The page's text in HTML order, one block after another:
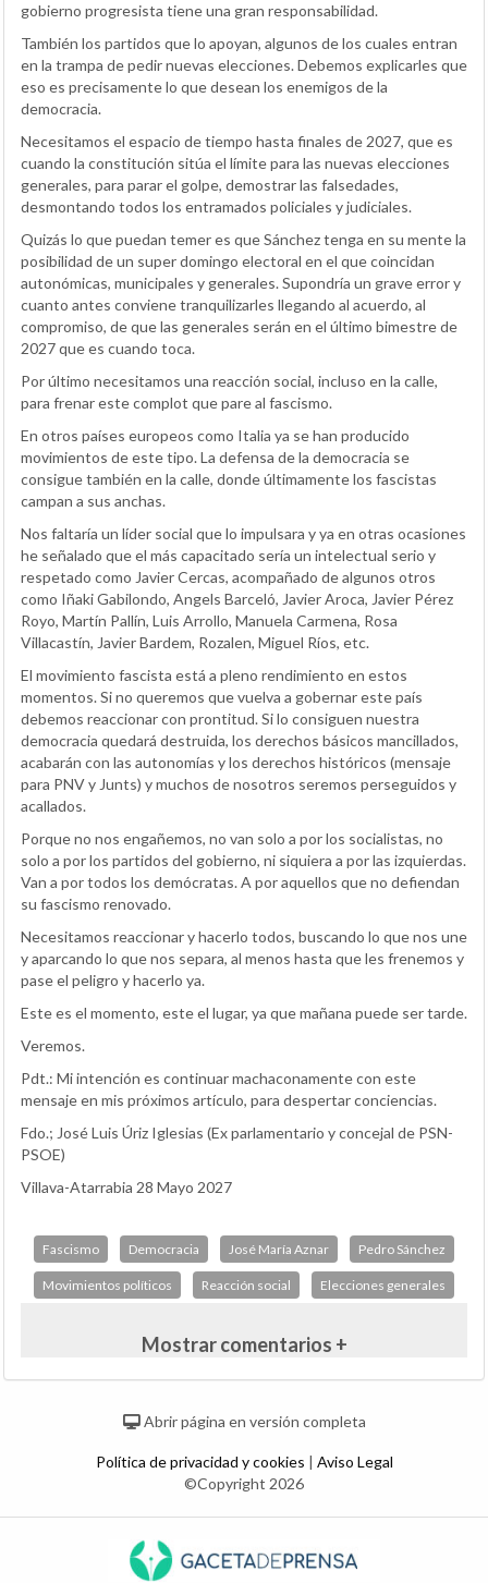
gobierno progresista tiene una gran responsabilidad.
También los partidos que lo apoyan, algunos de los cuales entran
en la trampa de pedir nuevas elecciones. Debemos explicarles que
eso es precisamente lo que desean los enemigos de la
democracia.
Necesitamos el espacio de tiempo hasta finales de 2027, que es
cuando la constitución sitúa el límite para las nuevas elecciones
generales, para parar el golpe, demostrar las falsedades,
desmontando todos los entramados policiales y judiciales.
Quizás lo que puedan temer es que Sánchez tenga en su mente la
posibilidad de un super domingo electoral en el que coincidan
autonómicas, municipales y generales. Supondría un grave error y
cuanto antes conviene tranquilizarles llegando al acuerdo, al
compromiso, de que las generales serán en el último bimestre de
2027 que es cuando toca.
Por último necesitamos una reacción social, incluso en la calle,
para frenar este complot que pare al fascismo.
En otros países europeos como Italia ya se han producido
movimientos de este tipo. La defensa de la democracia se
consigue también en la calle, donde últimamente los fascistas
campan a sus anchas.
Nos faltaría un líder social que lo impulsara y ya en otras ocasiones
he señalado que el más capacitado sería un intelectual serio y
respetado como Javier Cercas, acompañado de algunos otros
como Iñaki Gabilondo, Angels Barceló, Javier Aroca, Javier Pérez
Royo, Martín Pallín, Luis Arrollo, Manuela Carmena, Rosa
Villacastín, Javier Bardem, Rozalen, Miguel Ríos, etc.
El movimiento fascista está a pleno rendimiento en estos
momentos. Si no queremos que vuelva a gobernar este país
debemos reaccionar con prontitud. Si lo consiguen nuestra
democracia quedará destruida, los derechos básicos mancillados,
acabarán con las autonomías y los derechos históricos (mensaje
para PNV y Junts) y muchos de nosotros seremos perseguidos y
acallados.
Porque no nos engañemos, no van solo a por los socialistas, no
solo a por los partidos del gobierno, ni siquiera a por las izquierdas.
Van a por todos los demócratas. A por aquellos que no defiendan
su fascismo renovado.
Necesitamos reaccionar y hacerlo todos, buscando lo que nos une
y aparcando lo que nos separa, al menos hasta que les frenemos y
pase el peligro y hacerlo ya.
Este es el momento, este el lugar, ya que mañana puede ser tarde.
Veremos.
Pdt.: Mi intención es continuar machaconamente con este
mensaje en mis próximos artículo, para despertar conciencias.
Fdo.; José Luis Úriz Iglesias (Ex parlamentario y concejal de PSN-
PSOE)
Villava-Atarrabia 28 Mayo 2027
Fascismo Democracia José María Aznar Pedro Sánchez
Movimientos políticos Reacción social Elecciones generales
Mostrar comentarios +
Abrir página en versión completa
Política de privacidad y cookies | Aviso Legal
©Copyright 2026